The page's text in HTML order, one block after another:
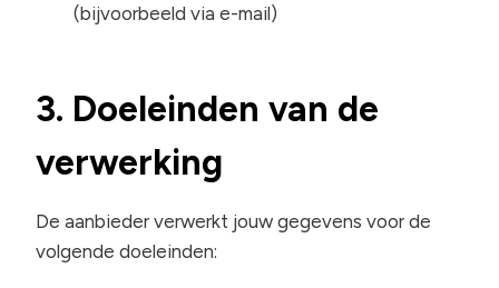
(bijvoorbeeld via e-mail)
3. Doeleinden van de
verwerking
De aanbieder verwerkt jouw gegevens voor de
volgende doeleinden: